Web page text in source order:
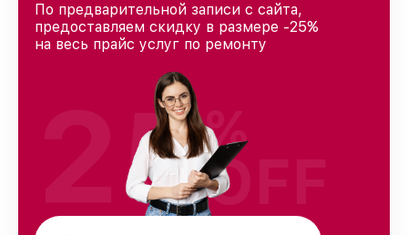
По предварительной записи с сайта,
предоставляем скидку в размере -25%
на весь прайс услуг по ремонту
25%
OFF